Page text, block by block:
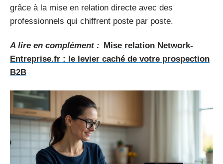
grâce à la mise en relation directe avec des
professionnels qui chiffrent poste par poste.
A lire en complément : Mise relation Network-
Entreprise.fr : le levier caché de votre prospection
B2B